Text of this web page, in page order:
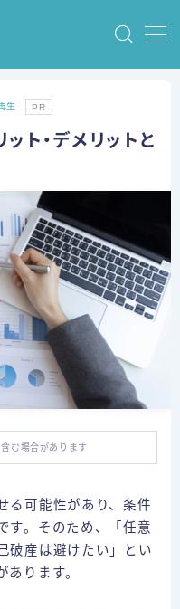
生 PR
ト・デメリットと
む場合があります
る可能性があり、条件
す。そのため、「任意
破産は避けたい」とい
あります。